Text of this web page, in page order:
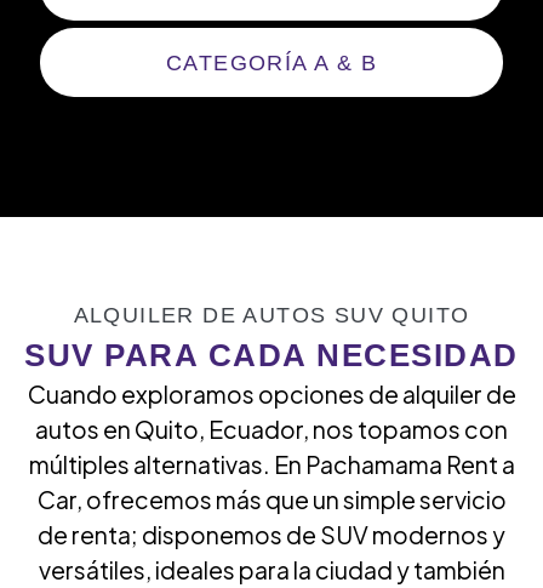
CATEGORÍA A & B
ALQUILER DE AUTOS SUV QUITO
SUV PARA CADA NECESIDAD
Cuando exploramos opciones de alquiler de
autos en Quito, Ecuador, nos topamos con
múltiples alternativas. En Pachamama Rent a
Car, ofrecemos más que un simple servicio
de renta; disponemos de SUV modernos y
versátiles, ideales para la ciudad y también